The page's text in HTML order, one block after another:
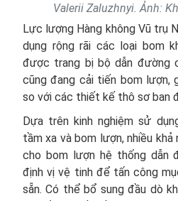
Valerii Zaluzhnyi. Ảnh:
Lực lượng Hàng không Vũ trụ
dụng rộng rãi các loại bom
được trang bị bộ dẫn đường
cũng đang cải tiến bom lượn,
so với các thiết kế thô sơ ban
Dựa trên kinh nghiệm sử
tầm xa và bom lượn, nhiều khả
cho bom lượn hệ thống dẫn
định vị vệ tinh để tấn công
sẵn. Có thể bổ sung đầu dò